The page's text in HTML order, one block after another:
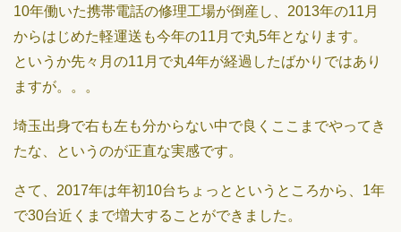
10年働いた携帯電話の修理工場が倒産し、2013年の11月
からはじめた軽運送も今年の11月で丸5年となります。
というか先々月の11月で丸4年が経過したばかりではあり
ますが。。。
埼玉出身で右も左も分からない中で良くここまでやってき
たな、というのが正直な実感です。
さて、2017年は年初10台ちょっとというところから、1年
で30台近くまで増大することができました。